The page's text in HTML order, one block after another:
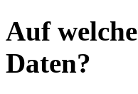
Auf
Daten?